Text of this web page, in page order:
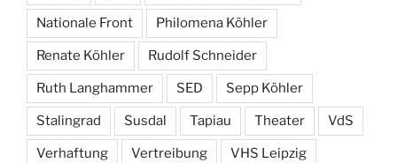
Nationale Front Philomena Köhler
Renate Köhler Rudolf Schneider
Ruth Langhammer SED Sepp Köhler
Stalingrad Susdal Tapiau Theater VdS
Verhaftung Vertreibung VHS Leipzig